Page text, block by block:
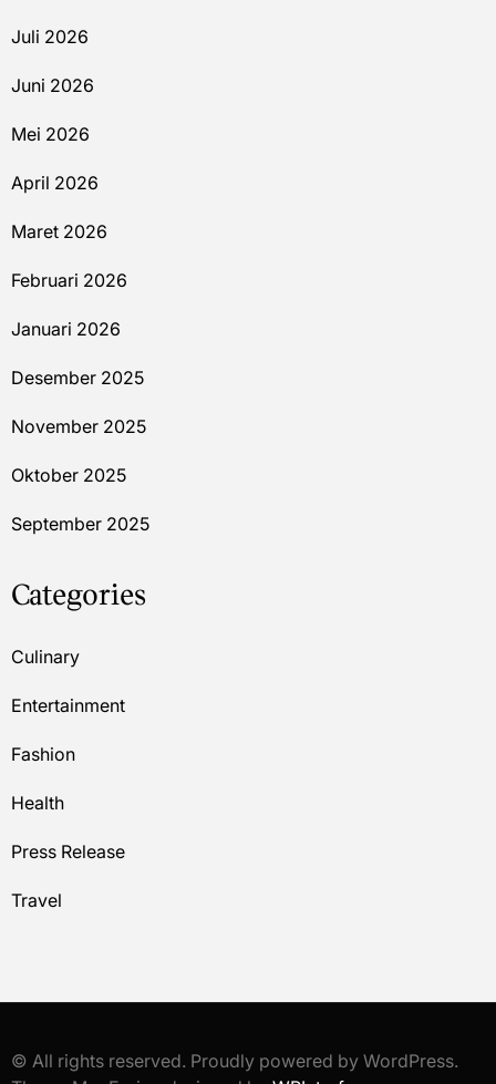
Juli 2026
Juni 2026
Mei 2026
April 2026
Maret 2026
Februari 2026
Januari 2026
Desember 2025
November 2025
Oktober 2025
September 2025
Categories
Culinary
Entertainment
Fashion
Health
Press Release
Travel
© All rights reserved. Proudly powered by WordPress.